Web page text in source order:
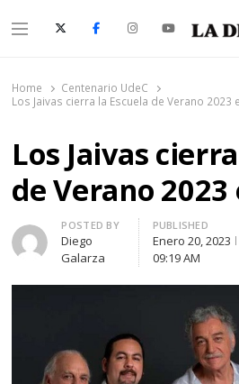
Menu
Home
Centenario UdeC
Los Jaivas cierra la Escuela de Verano 2023
Los Jaivas
de Verano 2023
Author
POSTED BY
Diego
Galarza
PUBLISHED
Enero 20, 2023
09:19 AM